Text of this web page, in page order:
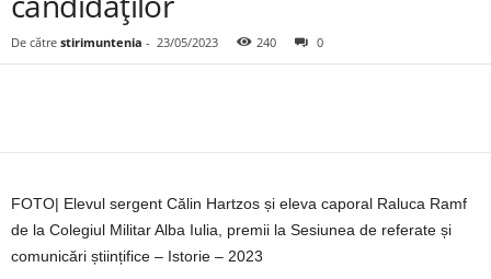
De către stirimuntenia - 23/05/2023 240 0
FOTO| Elevul sergent Călin Hartzos și eleva caporal Raluca Ramf
de la Colegiul Militar Alba Iulia, premii la Sesiunea de referate și
comunicări științifice – Istorie – 2023